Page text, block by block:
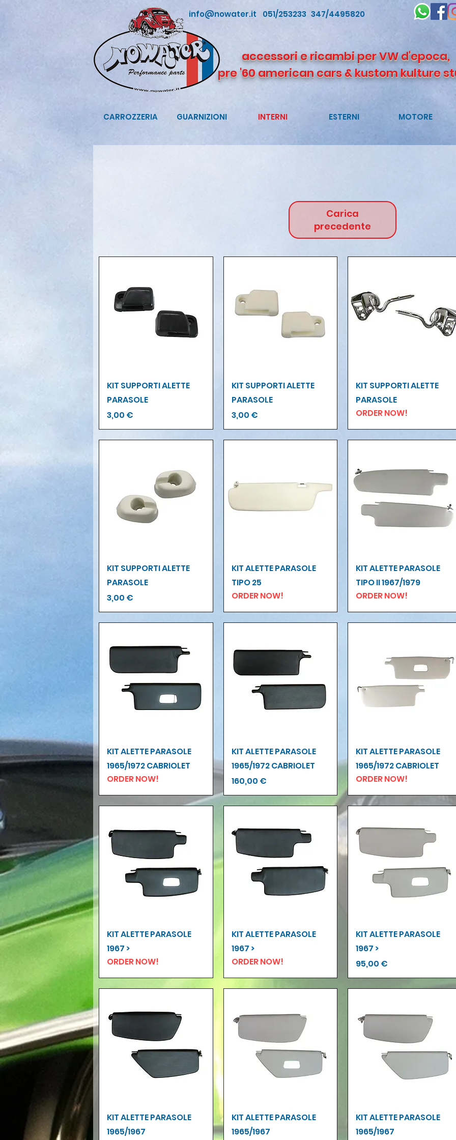
info@nowater.it 051/253233 347/4495820
accessori e ricambi per VW d'epoca,
pre '60 american cars & kustom kulture
CARROZZERIA GUARNIZIONI INTERNI ESTERNI MOTORE
Carica
precedente
Vista rapida
KIT SUPPORTI ALETTE
PARASOLE
Prezzo
3,00 €
Vista rapida
KIT SUPPORTI ALETTE
PARASOLE
Prezzo
3,00 €
Vista rapida
KIT SUPPORTI ALETTE
PARASOLE
ORDER NOW!
Vista rapida
KIT SUPPORTI ALETTE
PARASOLE
Prezzo
3,00 €
Vista rapida
KIT ALETTE PARASOLE
TIPO 25
ORDER NOW!
Vista rapida
KIT ALETTE PARASOLE
TIPO II 1967/1979
ORDER NOW!
Vista rapida
KIT ALETTE PARASOLE
1965/1972 CABRIOLET
ORDER NOW!
Vista rapida
KIT ALETTE PARASOLE
1965/1972 CABRIOLET
Prezzo
160,00 €
Vista rapida
KIT ALETTE PARASOLE
1965/1972 CABRIOLET
ORDER NOW!
Vista rapida
KIT ALETTE PARASOLE
1967 >
ORDER NOW!
Vista rapida
KIT ALETTE PARASOLE
1967 >
ORDER NOW!
Vista rapida
KIT ALETTE PARASOLE
1967 >
Prezzo
95,00 €
Vista rapida
KIT ALETTE PARASOLE
1965/1967
Vista rapida
KIT ALETTE PARASOLE
1965/1967
Vista rapida
KIT ALETTE PARASOLE
1965/1967